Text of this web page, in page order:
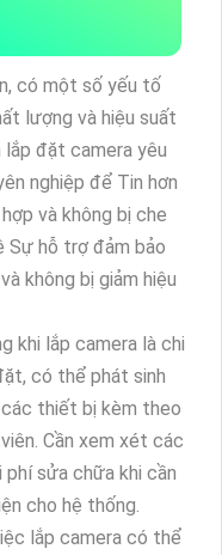
có một số yếu tố
lượng và hiệu suất
đặt camera yêu
nghiệp để Tin hơn
và không bị che
Sự hỗ trợ đảm bảo
không bị giảm hiệu
khi lắp camera là chi
có thể phát sinh
các thiết bị kèm theo
Cần xem xét các
sửa chữa khi cần
cho hệ thống.
lắp camera có thể